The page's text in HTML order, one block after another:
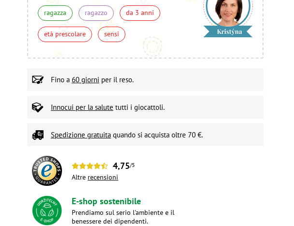
ragazza ragazzo da 3 anni
età prescolare sensi Kristýna
Fino a 60 giorni per il reso.
Innocui per la salute tutti i giocattoli.
Spedizione gratuita quando si acquista oltre 70 €.
4,75/5
Altre recensioni
E-shop sostenibile
Prendiamo sul serio l'ambiente e il
benessere dei dipendenti.